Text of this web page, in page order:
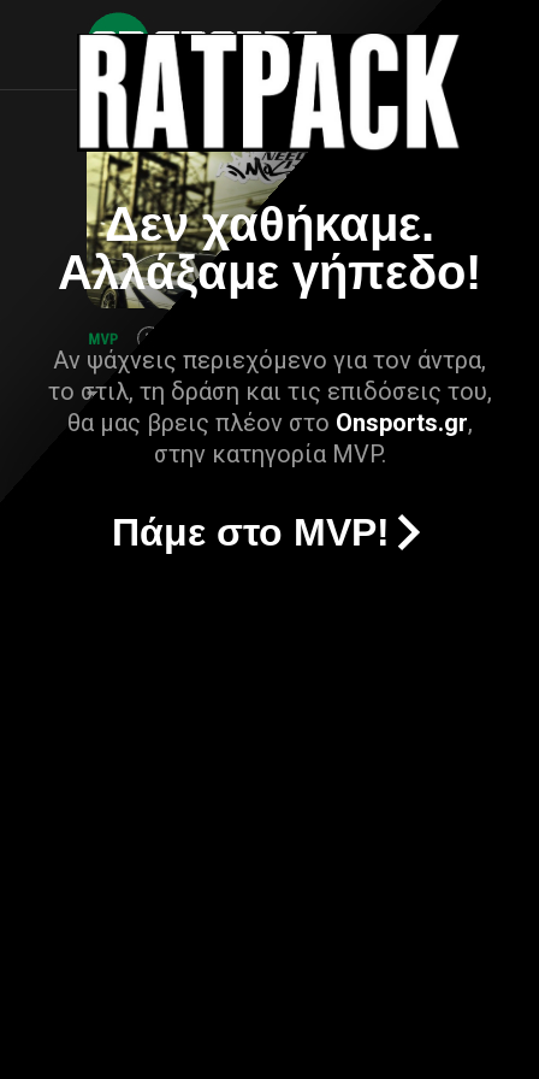
Δεν χαθήκαμε.
Αλλάξαμε γήπεδο!
Αν ψάχνεις περιεχόμενο για τον άντρα,
το στιλ, τη δράση και τις επιδόσεις του,
θα μας βρεις πλέον στο Onsports.gr,
στην κατηγορία MVP.
Πάμε στο MVP!